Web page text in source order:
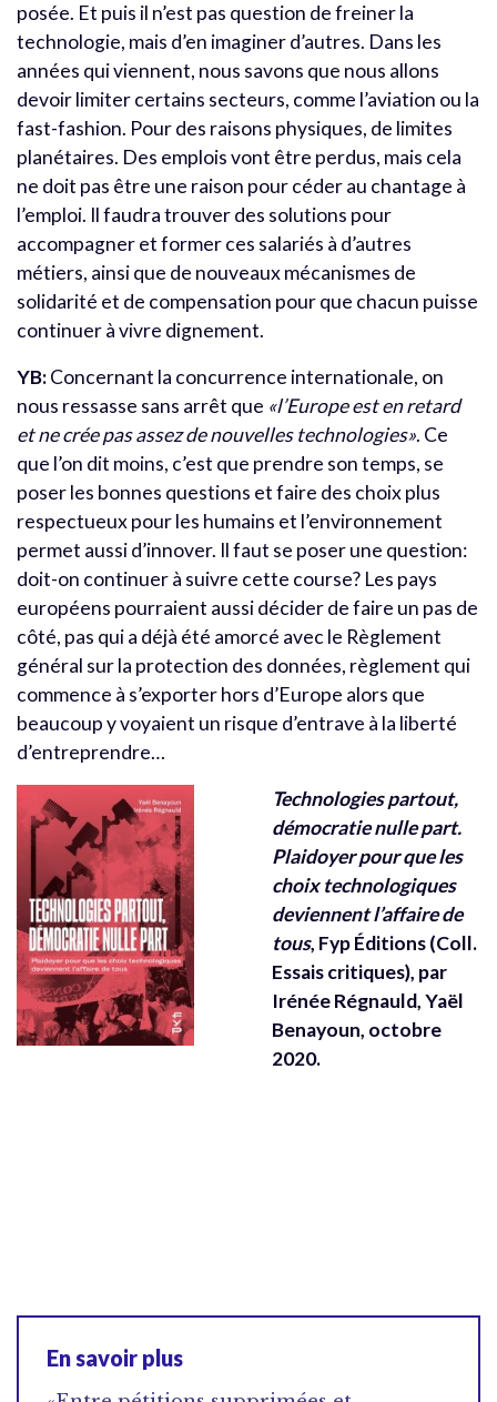
posée. Et puis il n’est pas question de freiner la
technologie, mais d’en imaginer d’autres. Dans les
années qui viennent, nous savons que nous allons
devoir limiter certains secteurs, comme l’aviation ou la
fast-fashion. Pour des raisons physiques, de limites
planétaires. Des emplois vont être perdus, mais cela
ne doit pas être une raison pour céder au chantage à
l’emploi. Il faudra trouver des solutions pour
accompagner et former ces salariés à d’autres
métiers, ainsi que de nouveaux mécanismes de
solidarité et de compensation pour que chacun puisse
continuer à vivre dignement.
YB:Concernant la concurrence internationale, on
nous ressasse sans arrêt que «l’Europe est en retard
et ne crée pas assez de nouvelles technologies». Ce
que l’on dit moins, c’est que prendre son temps, se
poser les bonnes questions et faire des choix plus
respectueux pour les humains et l’environnement
permet aussi d’innover. Il faut se poser une question:
doit-on continuer à suivre cette course? Les pays
européens pourraient aussi décider de faire un pas de
côté, pas qui a déjà été amorcé avec le Règlement
général sur la protection des données, règlement qui
commence à s’exporter hors d’Europe alors que
beaucoup y voyaient un risque d’entrave à la liberté
d’entreprendre…
Technologies partout,
démocratie nulle part.
Plaidoyer pour que les
choix technologiques
deviennent l’affaire de
tous, Fyp Éditions (Coll.
Essais critiques), par
Irénée Régnauld, Yaël
Benayoun, octobre
2020.
En savoir plus